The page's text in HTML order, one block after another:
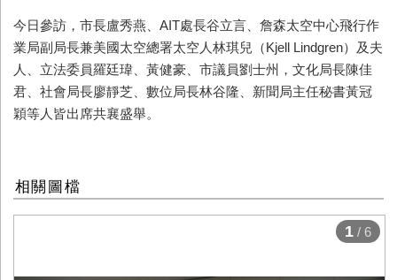
今日參訪，市長盧秀燕、 AIT處長谷立言、詹森太空中心飛行作
業局副局長兼美國太空總署太空人林琪兒（Kjell Lindgren）及夫
人、立法委員羅廷瑋、黃健豪、市議員劉士州，文化局長陳佳
君、社會局長廖靜芝、數位局長林谷隆、新聞局主任秘書黃冠
穎等人皆出席共襄盛舉。
相關圖檔
1 / 6